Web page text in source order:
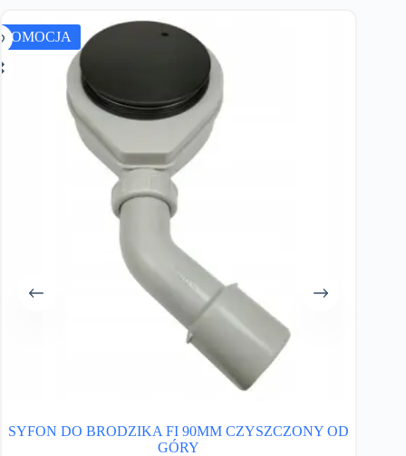
SYFON DO BRODZIKA FI 90MM CZYSZCZONY OD
GÓRY